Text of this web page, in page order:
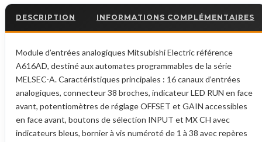
DESCRIPTION INFORMATIONS COMPLÉMENTAIRES
Module d’entrées analogiques Mitsubishi Electric référence
A616AD, destiné aux automates programmables de la série
MELSEC-A. Caractéristiques principales : 16 canaux d’entrées
analogiques, connecteur 38 broches, indicateur LED RUN en face
avant, potentiomètres de réglage OFFSET et GAIN accessibles
en face avant, boutons de sélection INPUT et MX CH avec
indicateurs bleus, bornier à vis numéroté de 1 à 38 avec repères